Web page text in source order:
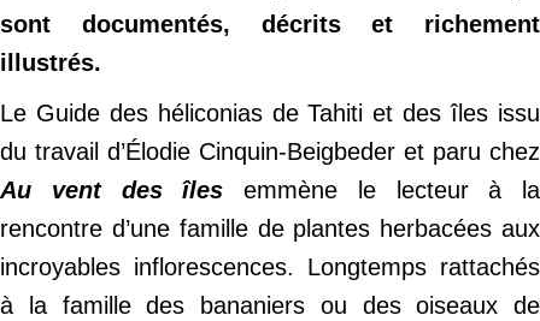
sont documentés, décrits et richement
illustrés.
Le Guide des héliconias de Tahiti et des îles issu
du travail d’Élodie Cinquin-Beigbeder et paru chez
Au vent des îles emmène le lecteur à la
rencontre d’une famille de plantes herbacées aux
incroyables inflorescences. Longtemps rattachés
à la famille des bananiers ou des oiseaux de